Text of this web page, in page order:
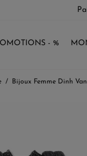
- %
Bijoux Femme Dinh Van